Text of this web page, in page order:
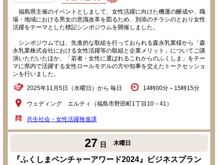
福島県主催のイベントとしまして、女性活躍に向けた機運の醸成や、職
場・地域における男女の意識改革を図るため、別添のチラシのとおり女性
活躍をテーマとした標記シンポジウムを開催しました。
シンポジウムでは、先進的な取組を行っておられる森永乳業様から「森
永乳業株式会社における女性活躍等の取組と企業メリット」についてご講
演いただいたほか、「若者・女性に選ばれるこれからのふくしま」をテー
マに県内で活躍する女性ロールモデルの方や知事を交えたトークセッショ
ンを行いました。
2025年11月5日（水曜日）から 毎日 14時00分～15時15分
ウェディング エルティ（福島市野田町1丁目10－41）
共生社会・女性活躍推進課
27 日 木曜日
『ふくしまベンチャーアワード2024』ビジネスプラン